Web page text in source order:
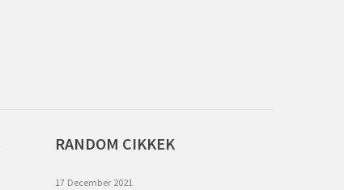
RANDOM CIKKEK
17 December 2021